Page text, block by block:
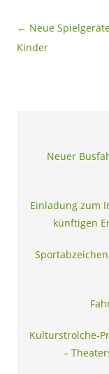
Beitragsnavigation
← Neue
Kinder
Neuer
Einladung zum
künftigen
Kulturstrolche-
–